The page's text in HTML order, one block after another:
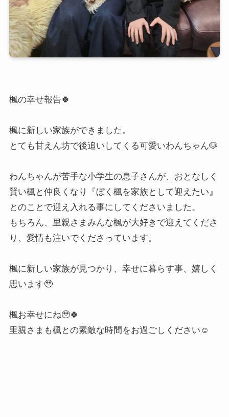
楓の幸せ報告🍀
⁡楓に新しい家族ができました。
とても甘えん坊で後追いしてくる可愛いわんちゃん🐶
わんちゃんが苦手な小学生の息子さんが、おとなしく
賢い楓と仲良くなり『ぼく楓を家族として迎えたい』
とのことで迎え入れる事にしてくださいました。
もちろん、里親さまみんな楓が大好きで迎えてくださ
り、愛情も注いでくださっています。
⁡楓に新しい家族が見つかり、幸せに暮らす事、嬉しく
思います🥹
⁡楓お幸せにね🥹🍀
里親さまも楓との素敵な時間をお過ごしください☺️